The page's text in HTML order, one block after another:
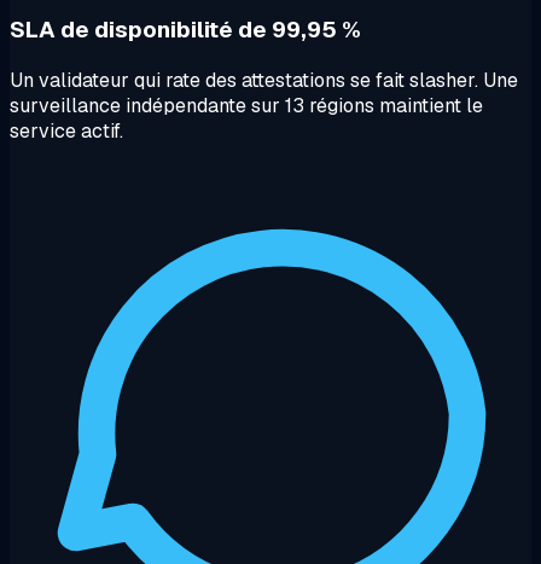
SLA de disponibilité de 99,95 %
Un validateur qui rate des attestations se fait slasher. Une
surveillance indépendante sur 13 régions maintient le
service actif.